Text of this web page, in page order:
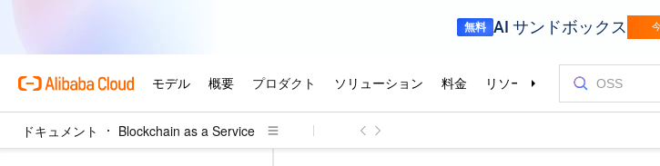
ドキュメント Blockchain as a Service